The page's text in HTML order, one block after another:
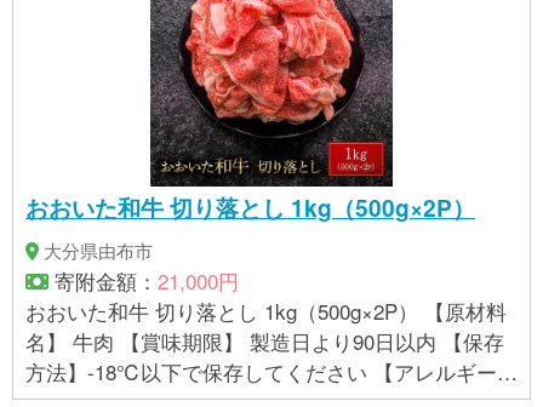
おおいた和牛 切り落とし 1kg（500g×2P）
大分県由布市
寄附金額： 21,000円
おおいた和牛 切り落とし 1kg（500g×2P） 【原材料
名】 牛肉 【賞味期限】 製造日より90日以内 【保存
方法】-18℃以下で保存してください 【アレルギー】